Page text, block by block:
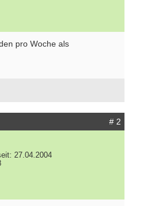
pro Woche als
# 2
27.04.2004